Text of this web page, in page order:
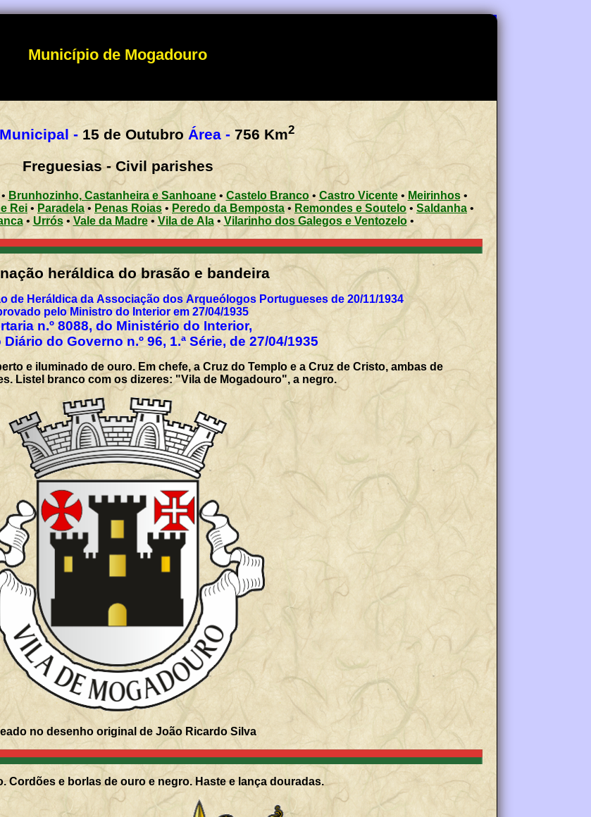
Município de Mogadouro
- 15 de Outubro Área - 756 Km2
Freguesias - Civil parishes
• Brunhozinho, Castanheira e Sanhoane •Castelo Branco• Castro Vicente• Meirinhos•
Rei • Paradela• Penas Roias • Peredo da Bemposta • Remondes e Soutelo • Saldanha •
• Urrós• Vale da Madre• Vila de Ala• Vilarinho dos Galegos e Ventozelo•
heráldica do brasão e bandeira
de Heráldica da Associação dos Arqueólogos Portugueses de 20/11/1934
pelo Ministro do Interior em 27/04/1935
n.º 8088, do Ministério do Interior,
do Governo n.º 96, 1.ª Série, de 27/04/1935
e iluminado de ouro. Em chefe, a Cruz do Templo e a Cruz de Cristo, ambas de
Listel branco com os dizeres: "Vila de Mogadouro", a negro.
no desenho original de João Ricardo Silva
Cordões e borlas de ouro e negro. Haste e lança douradas.